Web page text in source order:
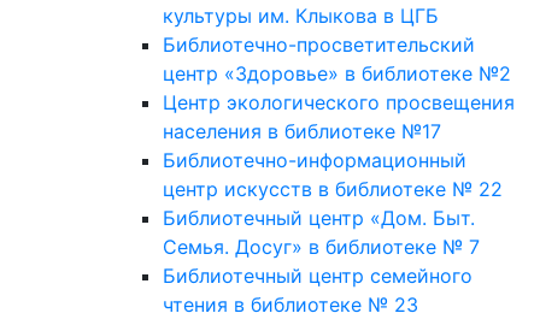
культуры им. Клыкова в ЦГБ
Библиотечно-просветительский
центр «Здоровье» в библиотеке №2
Центр экологического просвещения
населения в библиотеке №17
Библиотечно-информационный
центр искусств в библиотеке № 22
Библиотечный центр «Дом. Быт.
Семья. Досуг» в библиотеке № 7
Библиотечный центр семейного
чтения в библиотеке № 23